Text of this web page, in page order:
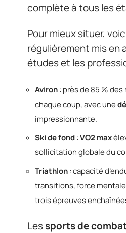
complète à tous les
Pour mieux situer,
régulièrement mis en
études et les
Aviron: près de 85 %
chaque coup, avec une
impressionnante.
Ski de fond:VO2 max
sollicitation globale du
Triathlon: capacité
transitions, force
trois épreuves
Lessports de